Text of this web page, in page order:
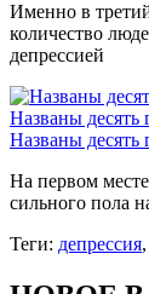
Именно в
количество
депрессией
Названы
Названы
На первом
сильного пола
Теги: депрессия,